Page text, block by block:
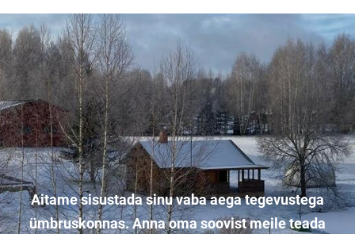
Aitame sisustada sinu vaba aega tegevustega
ümbruskonnas. Anna oma soovist meile teada